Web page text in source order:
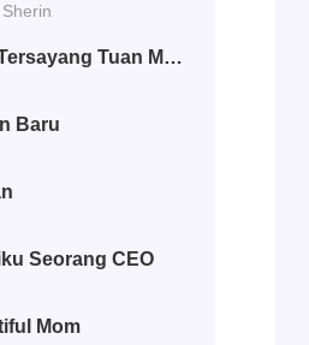
Istri Pengganti Tersayang Tuan Muda
Baru
Seorang CEO
Mom